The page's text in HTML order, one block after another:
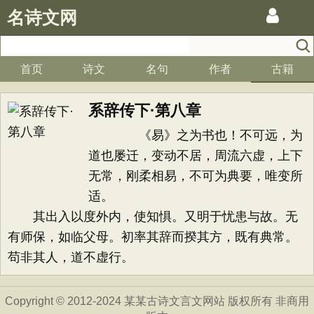
名诗文网
首页 诗文 名句 作者 古籍
系辞传下·第八章
《易》之为书也！不可远，为
道也屡迁，变动不居，周流六虚，上下
无常，刚柔相易，不可为典要，唯变所
适。
其出入以度外内，使知惧。又明于忧患与故。无
有师保，如临父母。初率其辞而揆其方，既有典常。
苟非其人，道不虚行。
Copyright © 2012-2024 某某古诗文言文网站 版权所有 非商用